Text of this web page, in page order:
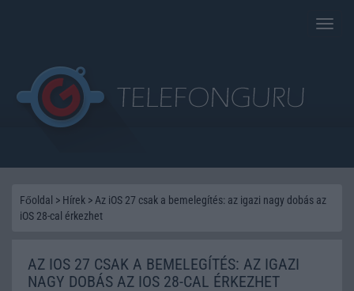
Toggle
Főoldal > Hírek > Az iOS 27 csak a bemelegítés: az igazi nagy dobás az
iOS 28-cal érkezhet
AZ IOS 27 CSAK A BEMELEGÍTÉS: AZ IGAZI
NAGY DOBÁS AZ IOS 28-CAL ÉRKEZHET